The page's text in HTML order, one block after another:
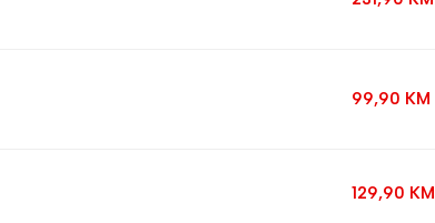
99,90 KM
129,90 KM